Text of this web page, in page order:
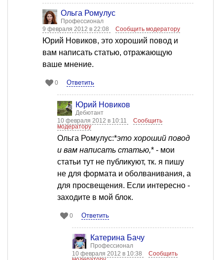
Ольга Ромулус
Профессионал
9 февраля 2012 в 22:08
Сообщить модератору
Юрий Новиков, это хороший повод и
вам написать статью, отражающую
ваше мнение.
0 Ответить
Юрий Новиков
Дебютант
10 февраля 2012 в 10:11
Сообщить
модератору
Ольга Ромулус:*это хороший повод
и вам написать статью,* - мои
статьи тут не публикуют, тк. я пишу
не для формата и оболванивания, а
для просвещения. Если интересно -
заходите в мой блок.
0 Ответить
Катерина Бачу
Профессионал
10 февраля 2012 в 10:38
Сообщить